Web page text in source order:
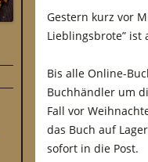
Gestern kurz vor
Lieblingsbrote”
Bis alle Online-
Buchhändler um
Fall vor
das Buch auf
sofort in die Post.